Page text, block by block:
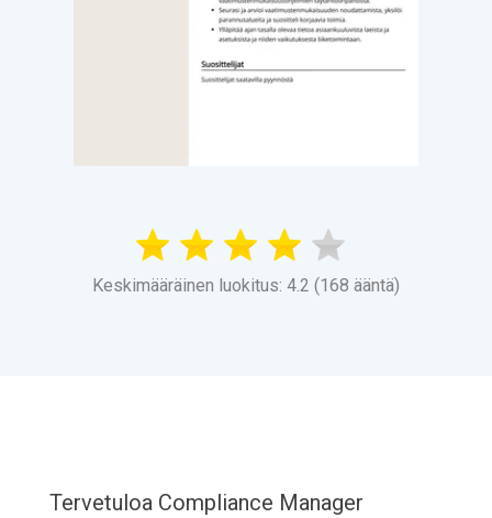
Keskimääräinen luokitus: 4.2 (168 ääntä)
Tervetuloa Compliance Manager